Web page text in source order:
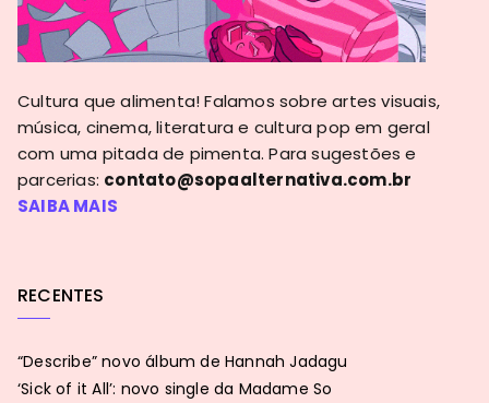
Cultura que alimenta! Falamos sobre artes visuais,
música, cinema, literatura e cultura pop em geral
com uma pitada de pimenta. Para sugestões e
parcerias: contato@sopaalternativa.com.br
SAIBA MAIS
RECENTES
“Describe” novo álbum de Hannah Jadagu
‘Sick of it All’: novo single da Madame So